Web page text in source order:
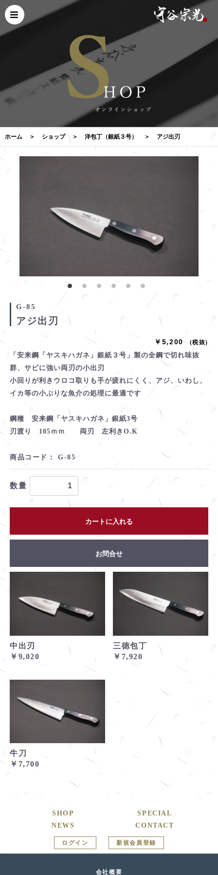
ホーム ＞ ショップ ＞ 洋包丁（銀紙３号） ＞ アジ出刃
G-85
アジ出刃
￥5,200 (税抜)
「安来鋼「ヤスキハガネ」銀紙３号」製の全鋼で切れ味抜
群、サビに強い両刃の小出刃
小回りが利きウロコ取りも手が疲れにくく、アジ、いわし、
イカ等の小ぶりな魚介の処理に最適です
鋼種 安来鋼「ヤスキハガネ」銀紙3号
刃渡り 105ｍｍ 両刃 左利きO.K
商品コード：G-85
数量
カートに入れる
お問合せ
中出刃
￥9,020
三徳包丁
￥7,920
牛刀
￥7,700
SHOP
SPECIAL
NEWS
CONTACT
ログイン 新規会員登録
会社概要